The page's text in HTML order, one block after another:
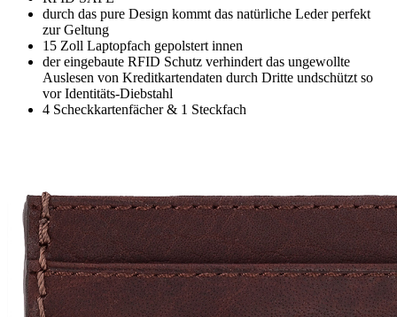
durch das pure Design kommt das natürliche Leder perfekt
zur Geltung
15 Zoll Laptopfach gepolstert innen
der eingebaute RFID Schutz verhindert das ungewollte
Auslesen von Kreditkartendaten durch Dritte undschützt so
vor Identitäts-Diebstahl
4 Scheckkartenfächer & 1 Steckfach